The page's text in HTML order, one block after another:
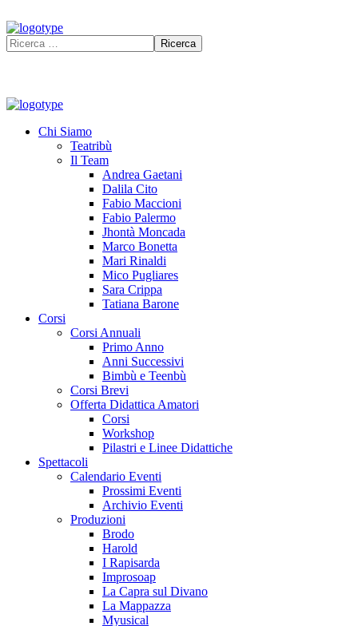
Chi Siamo
Teatribù
Il Team
Andrea Gaetani
Dalila Cito
Fabio Maccioni
Fabio Palermo
Jhontà Moncada
Marco Bonetta
Mari Rinaldi
Mico Pugliares
Sara Crippa
Tatiana Barone
Corsi
Corsi Annuali
Primo Anno
Anni Successivi
Bimbù e Teenbù
Corsi Brevi
Offerta Didattica Amatori
Corsi
Workshop
Pilastri e Linee Didattiche
Spettacoli
Calendario Eventi
Prossimi Eventi
Archivio Eventi
Produzioni
Brodo
Harold
I Rapisarda
Improsoap
La Capra sul Divano
La Mappazza
Myusical